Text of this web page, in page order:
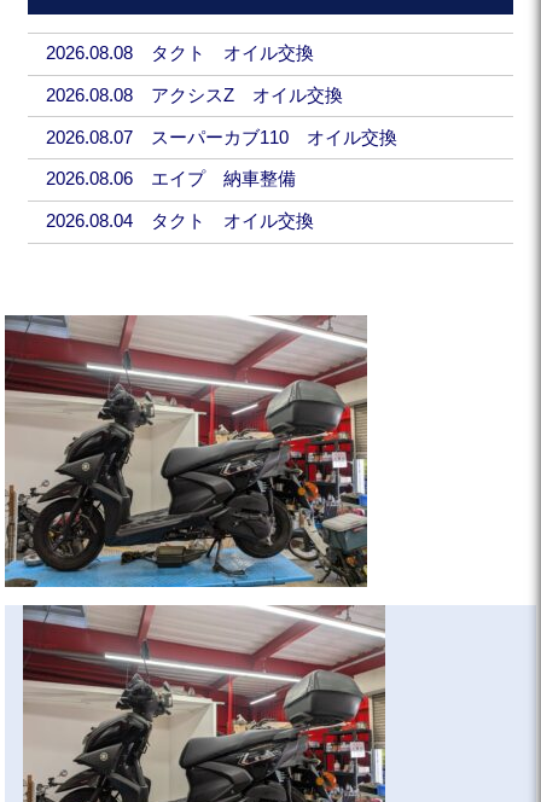
2026.08.08 タクト オイル交換
2026.08.08 アクシスZ オイル交換
2026.08.07 スーパーカブ110 オイル交換
2026.08.06 エイプ 納車整備
2026.08.04 タクト オイル交換